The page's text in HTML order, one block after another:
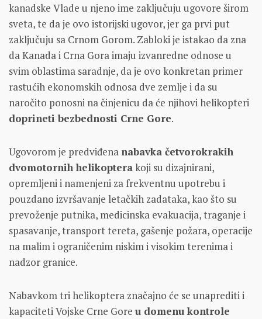
kanadske Vlade u njeno ime zaključuju ugovore širom
sveta, te da je ovo istorijski ugovor, jer ga prvi put
zaključuju sa Crnom Gorom. Zabloki je istakao da zna
da Kanada i Crna Gora imaju izvanredne odnose u
svim oblastima saradnje, da je ovo konkretan primer
rastućih ekonomskih odnosa dve zemlje i da su
naročito ponosni na činjenicu da će njihovi helikopteri
doprineti bezbednosti Crne Gore.
Ugovorom je predviđena nabavka četvorokrakih
dvomotornih helikopterakoji su dizajnirani,
opremljeni i namenjeni za frekventnu upotrebu i
pouzdano izvršavanje letačkih zadataka, kao što su
prevoženje putnika, medicinska evakuacija, traganje i
spasavanje, transport tereta, gašenje požara, operacije
na malim i ograničenim niskim i visokim terenima i
nadzor granice.
Nabavkom tri helikoptera značajno će se unaprediti i
kapaciteti Vojske Crne Gore u domenu kontrole